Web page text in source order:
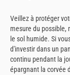
Veillez à protéger
mesure du possible,
le sol humide. Si
d'investir dans un
continu pendant la
épargnant la corvée